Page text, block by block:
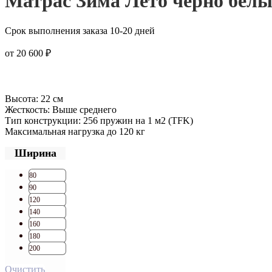
Срок выполнения заказа 10-20 дней
от 20 600 ₽
Высота: 22 см
Жесткость: Выше среднего
Тип конструкции: 256 пружин на 1 м2 (TFK)
Максимальная нагрузка до 120 кг
Ширина
80
90
120
140
160
180
200
Очистить